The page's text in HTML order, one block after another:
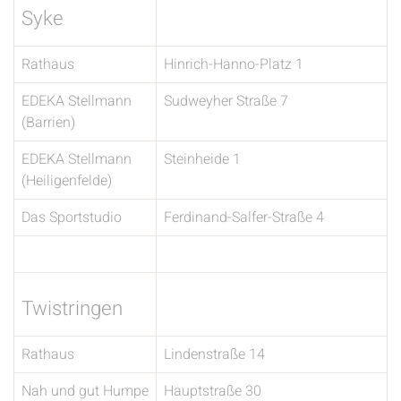
Syke
Rathaus
Hinrich-Hanno-Platz 1
EDEKA Stellmann
(Barrien)
Sudweyher Straße 7
EDEKA Stellmann
(Heiligenfelde)
Steinheide 1
Das Sportstudio Ferdinand-Salfer-Straße 4
Twistringen
Rathaus
Lindenstraße 14
Nah und gut Humpe
Hauptstraße 30